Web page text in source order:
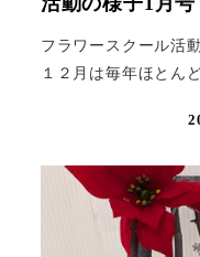
フラワースクール活
１２月は毎年ほとん